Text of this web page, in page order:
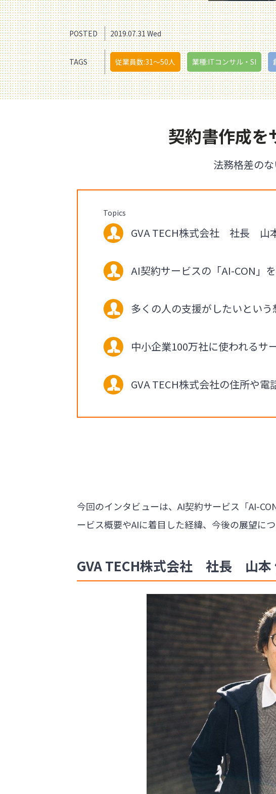
POSTED 2019.07.31 Wed
TAGS 従業員数:31〜50人 業種:ITコンサル・SI
契約書作成を
法務格差の
Topics
GVA TECH株式会社 社長 山本
AI契約サービスの「AI-CON」
多くの人の支援がしたいとい
中小企業100万社に使われるサ
GVA TECH株式会社の住所や
今回のインタビューは、AI契約サービス「AI-
ービス概要やAIに着目した経緯、今後の展望に
GVA TECH株式会社 社長 山本